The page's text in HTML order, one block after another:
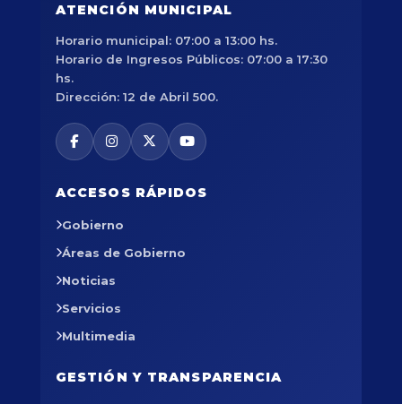
ATENCIÓN MUNICIPAL
Horario municipal: 07:00 a 13:00 hs.
Horario de Ingresos Públicos: 07:00 a 17:30
hs.
Dirección: 12 de Abril 500.
ACCESOS RÁPIDOS
Gobierno
Áreas de Gobierno
Noticias
Servicios
Multimedia
GESTIÓN Y TRANSPARENCIA